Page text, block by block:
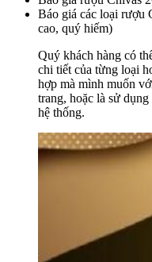
Báo giá các loại rượu
cao, quý hiếm)
Quý khách hàng có
chi tiết của từng loại
hợp mà mình muốn
trang, hoặc là sử
hệ thống.